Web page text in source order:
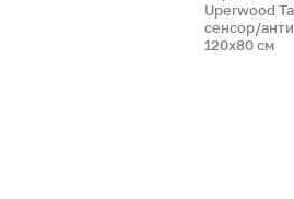
Uperwood
сенсор/
120х80 см